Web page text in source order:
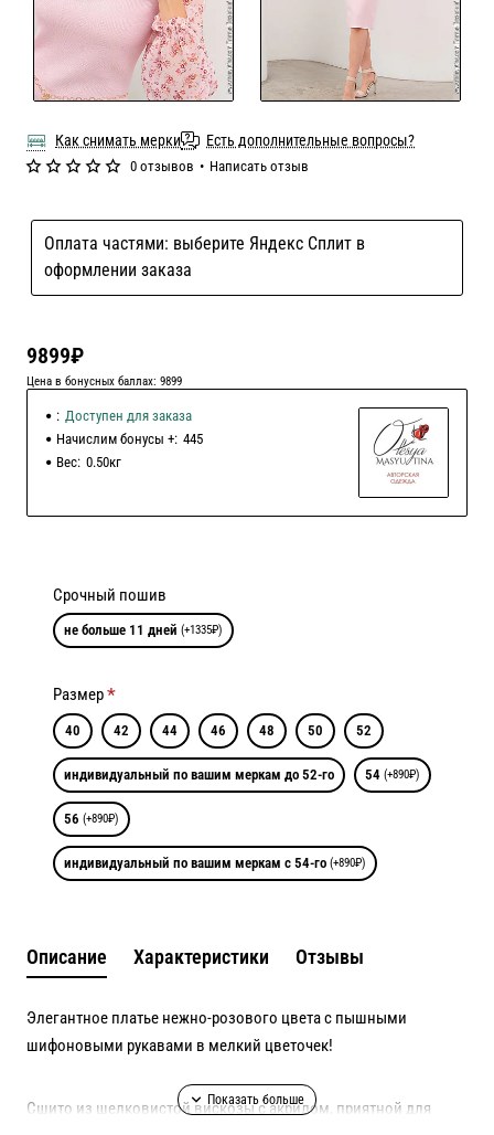
Как снимать мерки Есть дополнительные вопросы?
Оплата частями: выберите Яндекс Сплит в
оформлении заказа
0 отзывов • Написать отзыв
9899₽
Цена в бонусных баллах: 9899
: Доступен для заказа
Начислим бонусы +: 445
Вес: 0.50кг
Срочный пошив
не больше 11 дней (+1335₽)
Размер
40 42 44 46 48 50 52
индивидуальный по вашим меркам до 52-го 54 (+890₽)
56 (+890₽)
индивидуальный по вашим меркам с 54-го (+890₽)
Описание Характеристики Отзывы
Элегантное платье нежно-розового цвета с пышными
шифоновыми рукавами в мелкий цветочек!
Сшито из шелковистой вискозы с акрилом, приятной для